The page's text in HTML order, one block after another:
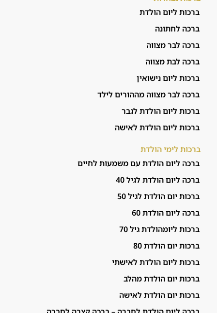
ברכות ליום הולדת
ברכה לחתונה
ברכה לבר מצווה
ברכה לבת מצווה
ברכות ליום נישואין
ברכה לבר מצווה מההורים לילד
ברכות ליום הולדת לגבר
ברכות ליום הולדת לאישה
ברכות לימי הולדת
ברכה ליום הולדת עם משמעות לחיים
ברכה ליום הולדת לגיל 40
ברכות יום הולדת לגיל 50
ברכה ליום הולדת 60
ברכות ליומהולדת גיל 70
ברכות יום הולדת 80
ברכות ליום הולדת לאישתי
ברכות יום הולדת מהלב
ברכות יום הולדת לאישה